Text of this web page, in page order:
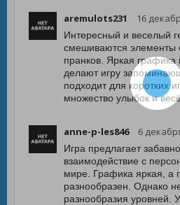
aremulots231 16
Интересный и веселый
смешиваются элементы
пранков. Яркая
делают игру
подходит для коротких
множество улыбок и
anne-p-les846 6
Игра предлагает
взаимодействие с
мире. Графика яркая, а
разнообразен. Однако
разнообразия уровней.